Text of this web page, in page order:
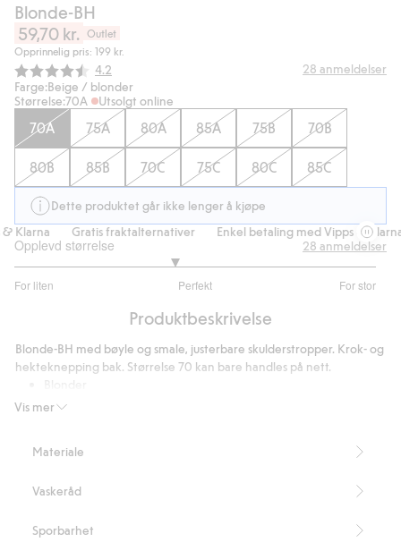
Blonde-BH
59,70 kr. Outlet
Opprinnelig pris: 199 kr.
Gjennomsnittskarakter:
4.2 28 anmeldelser
Farge:Beige / blonder
Størrelse:70A Utsolgt online
70A 75A 80A 85A 75B 70B
80B 85B 70C 75C 80C 85C
Dette produktet går ikke lenger å kjøpe
Klarna
Gratis fraktalternativer Enkel betaling med Vipps & Klarna
Opplevd størrelse
For liten Perfekt For stor
av
25
stemmer
28 anmeldelser
Produktbeskrivelse
Vis mer
Blonde-BH med bøyle og smale, justerbare skulderstropper. Krok- og
hekteknepping bak. Størrelse 70 kan bare handles på nett.
Uten vattering
Artikkelnummer
Materiale
Vaskeråd
Sporbarhet